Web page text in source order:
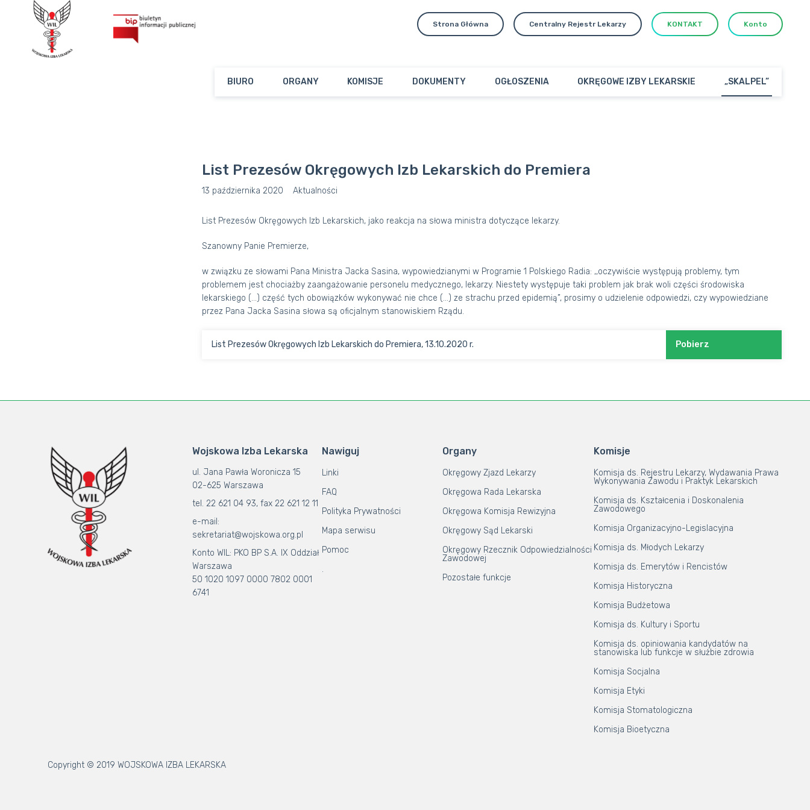
Strona Główna Centralny Rejestr Lekarzy KONTAKT Konto
BIURO ORGANY KOMISJE DOKUMENTY OGŁOSZENIA OKRĘGOWE IZBY LEKARSKIE „SKALPEL”
List Prezesów Okręgowych Izb Lekarskich do Premiera
13 października 2020 Aktualności
List Prezesów Okręgowych Izb Lekarskich, jako reakcja na słowa ministra dotyczące lekarzy.
Szanowny Panie Premierze,
w związku ze słowami Pana Ministra Jacka Sasina, wypowiedzianymi w Programie 1 Polskiego Radia: ,,oczywiście występują problemy, tym
problemem jest chociażby zaangażowanie personelu medycznego, lekarzy. Niestety występuje taki problem jak brak woli części środowiska
lekarskiego (…) część tych obowiązków wykonywać nie chce (…) ze strachu przed epidemią”, prosimy o udzielenie odpowiedzi, czy wypowiedziane
przez Pana Jacka Sasina słowa są oficjalnym stanowiskiem Rządu.
List Prezesów Okręgowych Izb Lekarskich do Premiera, 13.10.2020 r. Pobierz
Wojskowa Izba Lekarska
ul. Jana Pawła Woronicza 15
02-625 Warszawa
tel. 22 621 04 93, fax 22 621 12 11
e-mail:
sekretariat@wojskowa.org.pl
Konto WIL: PKO BP S.A. IX Oddział
Warszawa
50 1020 1097 0000 7802 0001
6741
Nawiguj
Linki
FAQ
Polityka Prywatności
Mapa serwisu
Pomoc
.
Organy
Okręgowy Zjazd Lekarzy
Okręgowa Rada Lekarska
Okręgowa Komisja Rewizyjna
Okręgowy Sąd Lekarski
Okręgowy Rzecznik Odpowiedzialności
Zawodowej
Pozostałe funkcje
Komisje
Komisja ds. Rejestru Lekarzy, Wydawania Prawa
Wykonywania Zawodu i Praktyk Lekarskich
Komisja ds. Kształcenia i Doskonalenia
Zawodowego
Komisja Organizacyjno-Legislacyjna
Komisja ds. Młodych Lekarzy
Komisja ds. Emerytów i Rencistów
Komisja Historyczna
Komisja Budżetowa
Komisja ds. Kultury i Sportu
Komisja ds. opiniowania kandydatów na
stanowiska lub funkcje w służbie zdrowia
Komisja Socjalna
Komisja Etyki
Komisja Stomatologiczna
Komisja Bioetyczna
Copyright © 2019 WOJSKOWA IZBA LEKARSKA